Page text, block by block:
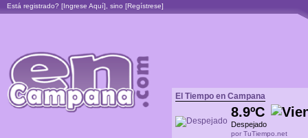
Está registrado? [Ingrese Aquí], sino [Regístrese]
El Tiempo en Campana
8.9ºC
Despejado
por TuTiempo.net